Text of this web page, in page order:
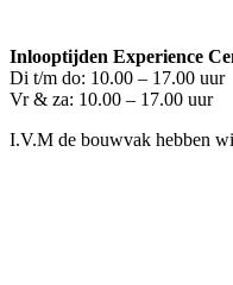
Inlooptijden Experience
Di t/m do: 10.00 – 17.00 uur
Vr & za: 10.00 – 17.00 uur
I.V.M de bouwvak hebben